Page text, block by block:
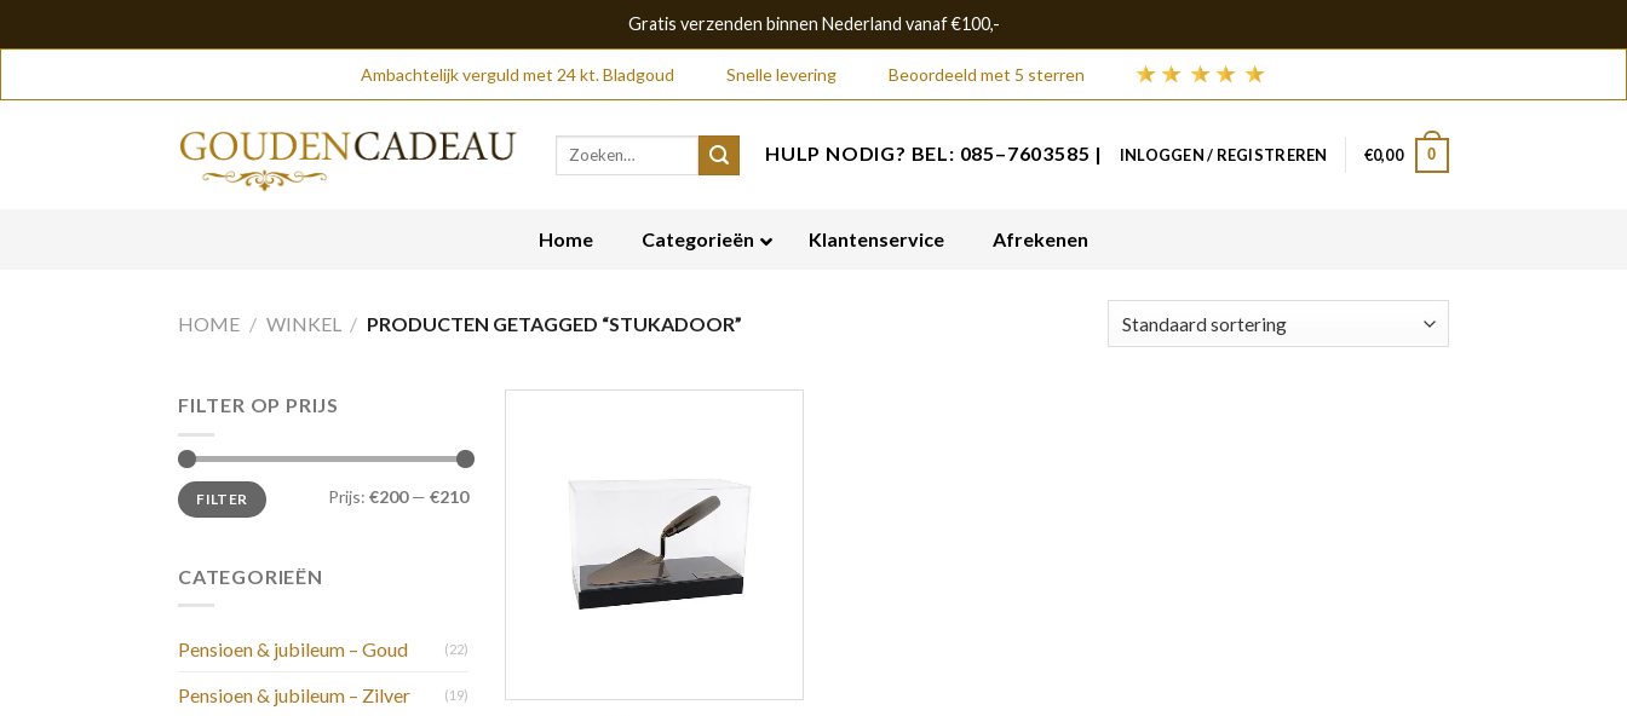
Gratis verzenden binnen Nederland vanaf €100,-
Ambachtelijk verguld met 24 kt. Bladgoud Snelle levering Beoordeeld met 5 sterren
Zoeken
HULP NODIG? BEL: 085–7603585 | INLOGGEN / REGISTREREN €0,00 0
Home Categorieën Klantenservice Afrekenen
HOME / WINKEL / PRODUCTEN GETAGGED “STUKADOOR”
FILTER OP PRIJS
Min.
prijs
Max.
prijsFILTER Prijs: €200— €210
CATEGORIEËN
Pensioen & jubileum – Goud (22)
Pensioen & jubileum – Zilver (19)